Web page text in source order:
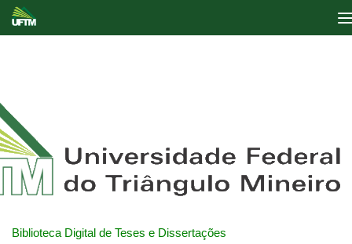
Biblioteca Digital de Teses e Dissertações